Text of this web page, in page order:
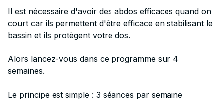
Il est nécessaire d'avoir des abdos efficaces quand on
court car ils permettent d'être efficace en stabilisant le
bassin et ils protègent votre dos.
Alors lancez-vous dans ce programme sur 4
semaines.
Le principe est simple : 3 séances par semaine